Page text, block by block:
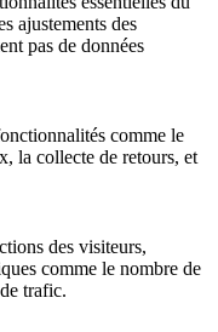
ajustements des
pas de données
comme le
la collecte de retours, et
des visiteurs,
comme le nombre de
trafic.